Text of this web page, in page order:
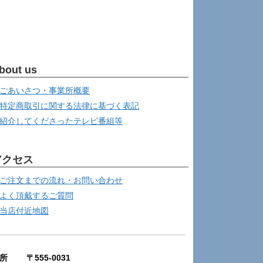
us
ごあいさつ・事業所概要
特定商取引に関する法律に基づく表記
紹介してくださったテレビ番組等
セス
ご注文までの流れ・お問い合わせ
よく頂戴するご質問
当店付近地図
所 〒555-0031